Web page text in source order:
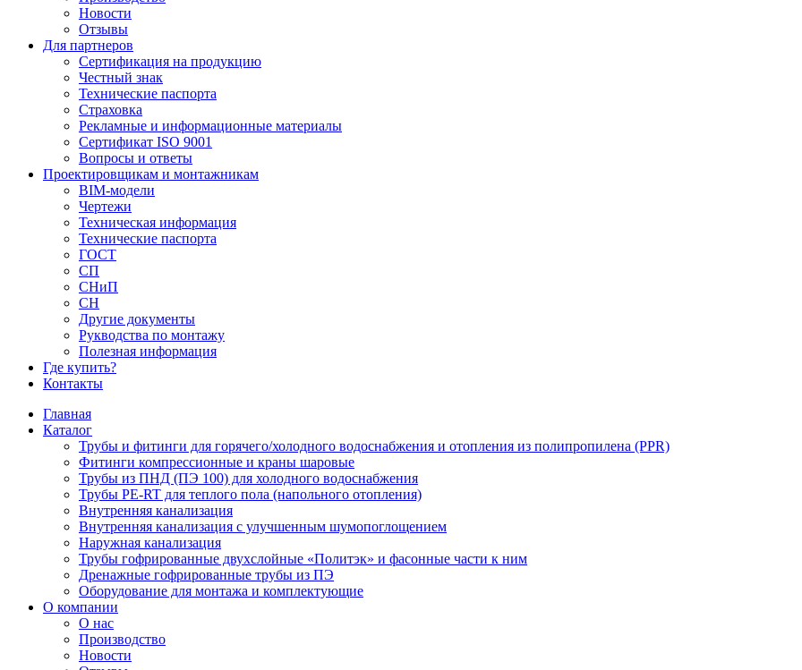
Новости
Отзывы
Для партнеров
Сертификация на продукцию
Честный знак
Технические паспорта
Страховка
Рекламные и информационные материалы
Сертификат ISO 9001
Вопросы и ответы
Проектировщикам и монтажникам
BIM-модели
Чертежи
Техническая информация
Технические паспорта
ГОСТ
СП
СНиП
СН
Другие документы
Рукводства по монтажу
Полезная информация
Где купить?
Контакты
Главная
Каталог
Трубы и фитинги для горячего/холодного водоснабжения и отопления из полипропилена (PPR)
Фитинги компрессионные и краны шаровые
Трубы из ПНД (ПЭ 100) для холодного водоснабжения
Трубы PE-RT для теплого пола (напольного отопления)
Внутренняя канализация
Внутренняя канализация с улучшенным шумопоглощением
Наружная канализация
Трубы гофрированные двухслойные «Политэк» и фасонные части к ним
Дренажные гофрированные трубы из ПЭ
Оборудование для монтажа и комплектующие
О компании
О нас
Производство
Новости